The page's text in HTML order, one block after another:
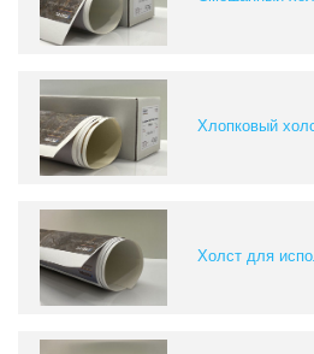
Хлопковый
Холст для